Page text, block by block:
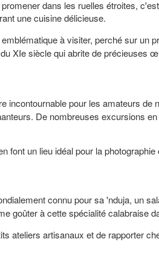
dans les ruelles étroites,
une cuisine délicieuse.
à visiter, perché sur un
XIe siècle qui abrite de précieuses
incontournable pour les amateurs
De nombreuses excursions
font un lieu idéal pour la
connu pour sa 'nduja, un
goûter à cette spécialité calabraise
ateliers artisanaux et de rapporter